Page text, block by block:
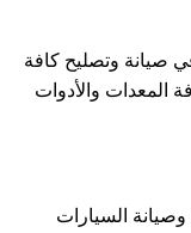
صيانة وتصليح كافة
المعدات والأدوات
وصيانة السيارات